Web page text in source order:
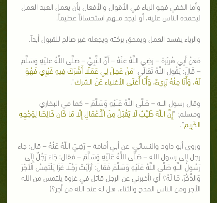
وأما الخفي فهو الرياء في الأقوال والأفعال بأن يعمل العبد العمل
ليحمده الناس عليه، أو ليجد منهم استحساناً عظيماً.
والرياء يفسد العمل ويمحق بركته ويجعله غير صالح للقبول أبداً.
فَعَنْ أَبِي هُرَيْرَةَ – رَضِيَ اللَّهُ عَنْهُ – أَنَّ النَّبِيِّ – صَلَّى اللَّهُ عَلَيْهِ وَسَلَّمَ
– قَالَ: يَقُول اللَّهُ تَعَالَى "مَنْ عَمِلَ لِي عَمَلًا أَشْرَكَ فِيهِ غَيْرِي فَهُوَ
لَهُ، وَأَنَا مِنْهُ بَرِيءٌ، وَأَنَا أَغنَى الأغنياء عَنْ الشَرك".
وقال رسول الله – صَلَّى اللَّهُ عَلَيْهِ وَسَلَّمَ – كما في البخاري
ومسلم: "إِنَّ اللَّهَ طَيِّبٌ لَا يَقْبَلُ مِنْ الْأَعْمَالِ إِلَّا مَا كَانَ خَالِصًا لِوَجْهِهِ
الكَرِيم".
وروى أبو داود والنسائي، عن أبي أمامة – رَضِيَ اللَّهُ عَنْهُ – قال: جاء
رجل إلى رسول الله – صَلَّى اللَّهُ عَلَيْهِ وَسَلَّمَ – فقال: جَاءَ رَجُلٌ إِلَى
رَسُولُ اللَّهِ صَلَّى اللَّهُ عَلَيْهِ وَسَلَّمَ فَقَالَ: أَرَأَيْتَ رَجُلًا غَزَا يَلْتَمِسُ الْأَجْرَ
وَالذِّكْرَ، مَا لَهُ؟ أي (أخبرني عن الرجل قاتل في غزوة يلتمس من الله
الأجر ومن الناس المدح والثناء. هل له عند الله من أجر؟)